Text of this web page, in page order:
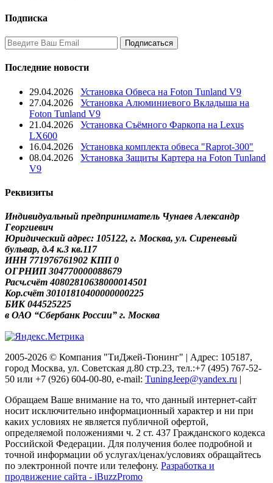
Подписка
Последние новости
29.04.2026
Установка Обвеса на Foton Tunland V9
27.04.2026
Установка Алюминиевого Вкладыша на
Foton Tunland V9
21.04.2026
Установка Съёмного Фаркопа на Lexus
LX600
16.04.2026
Установка комплекта обвеса "Raprot-300"
08.04.2026
Установка Защиты Картера на Foton Tunland
V9
Реквизиты
Индивидуальный предприниматель Чунаев Александр
Георгиевич
Юридический адрес: 105122, г. Москва, ул. Сиреневый
бульвар, д.4 к.3 кв.117
ИНН 771976761902 КПП 0
ОГРНИП 304770000088679
Расч.счёт 40802810638000014501
Кор.счёт 30101810400000000225
БИК 044525225
в ОАО “Сбербанк России” г. Москва
2005-2026 © Компания "ТиДжей-Тюнинг" | Адрес: 105187,
город Москва, ул. Советская д.80 стр.23, тел.:+7 (495) 767-52-
50 или +7 (926) 604-00-80, e-mail: TuningJeep@yandex.ru |
Обращаем Ваше внимание на то, что данный интернет-сайт
носит исключительно информационный характер и ни при
каких условиях не является публичной офертой,
определяемой положениями ч. 2 ст. 437 Гражданского кодекса
Российской Федерации. Для получения более подробной и
точной информации об услугах/ценах/условиях обращайтесь
по электронной почте или телефону. Разработка и
продвижение сайта - iBuzzPromo